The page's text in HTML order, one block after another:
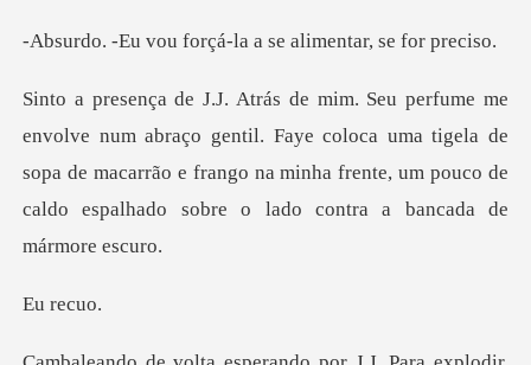
orçá-la a se alimen
ntil. Faye coloca uma tigela de
sopa de macarrão e frango na minha frente,
rec